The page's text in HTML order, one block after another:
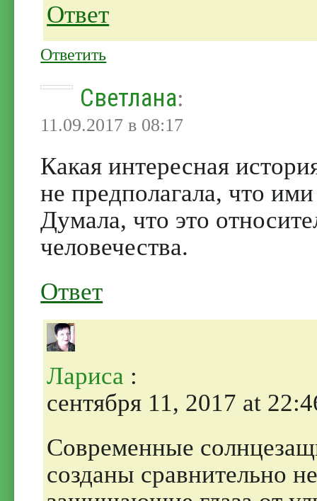
Ответ
Ответить
Светлана:
11.09.2017 в 08:17
Какая интересная
не предполагала, что
Думала, что это
человечества.
Ответ
Лариса :
сентября 11, 2017 at
Современные
созданы сравнительно